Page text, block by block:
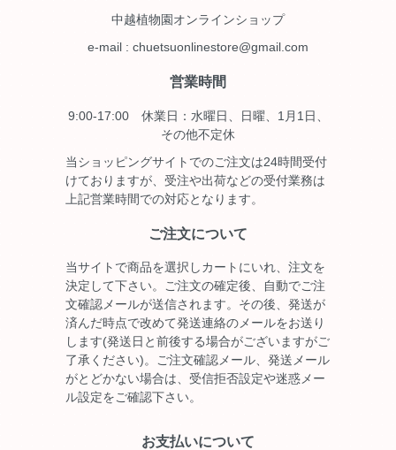
中越植物園オンラインショップ
e-mail : chuetsuonlinestore@gmail.com
営業時間
9:00-17:00 休業日：水曜日、日曜、1月1日、
その他不定休
当ショッピングサイトでのご注文は24時間受付
けておりますが、受注や出荷などの受付業務は
上記営業時間での対応となります。
ご注文について
当サイトで商品を選択しカートにいれ、注文を
決定して下さい。ご注文の確定後、自動でご注
文確認メールが送信されます。その後、発送が
済んだ時点で改めて発送連絡のメールをお送り
します(発送日と前後する場合がございますがご
了承ください)。ご注文確認メール、発送メール
がとどかない場合は、受信拒否設定や迷惑メー
ル設定をご確認下さい。
お支払いについて